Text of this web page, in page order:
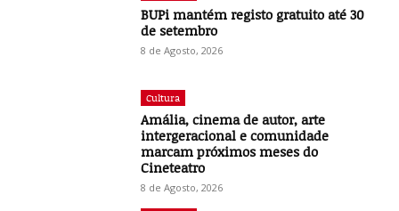
BUPi mantém registo gratuito até 30
de setembro
8 de Agosto, 2026
Cultura
Amália, cinema de autor, arte
intergeracional e comunidade
marcam próximos meses do
Cineteatro
8 de Agosto, 2026